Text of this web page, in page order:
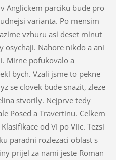
Anglickem parciku bude pro
varianta. Po mensim
vzhuru asi deset minut
osychaji. Nahore nikdo a ani
Mirne pofukovalo a
bych. Vzali jsme to pekne
se clovek bude snazit, zleze
stvorily. Nejprve tedy
Posed a Travertinu. Celkem
od VI po VIIc. Tezsi
paradni rozlezaci oblast s
prijel za nami jeste Roman